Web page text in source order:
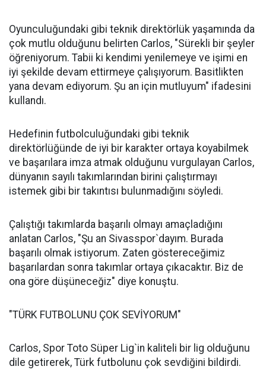
Oyunculuğundaki gibi teknik direktörlük yaşamında da
çok mutlu olduğunu belirten Carlos, "Sürekli bir şeyler
öğreniyorum. Tabii ki kendimi yenilemeye ve işimi en
iyi şekilde devam ettirmeye çalışıyorum. Basitlikten
yana devam ediyorum. Şu an için mutluyum" ifadesini
kullandı.
Hedefinin futbolculuğundaki gibi teknik
direktörlüğünde de iyi bir karakter ortaya koyabilmek
ve başarılara imza atmak olduğunu vurgulayan Carlos,
dünyanın sayılı takımlarından birini çalıştırmayı
istemek gibi bir takıntısı bulunmadığını söyledi.
Çalıştığı takımlarda başarılı olmayı amaçladığını
anlatan Carlos, "Şu an Sivasspor`dayım. Burada
başarılı olmak istiyorum. Zaten göstereceğimiz
başarılardan sonra takımlar ortaya çıkacaktır. Biz de
ona göre düşüneceğiz" diye konuştu.
"TÜRK FUTBOLUNU ÇOK SEVİYORUM"
Carlos, Spor Toto Süper Lig`in kaliteli bir lig olduğunu
dile getirerek, Türk futbolunu çok sevdiğini bildirdi.